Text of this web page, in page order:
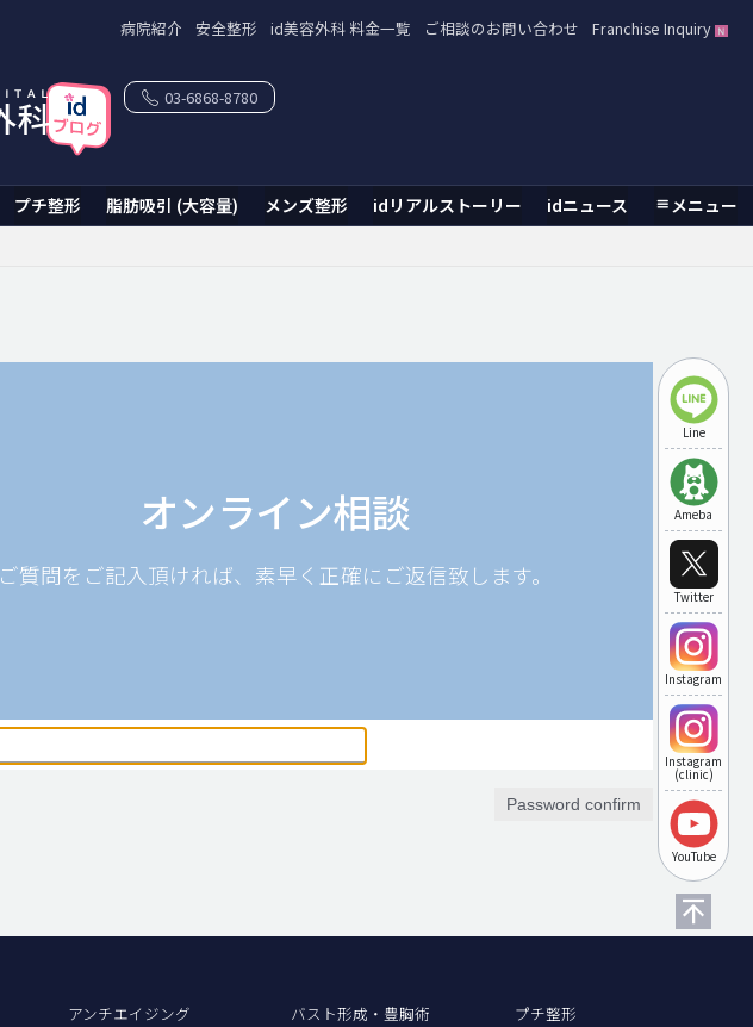
病院紹介 安全整形 id美容外科 料金一覧 ご相談のお問い合わせ Franchise Inquiry
プチ整形 脂肪吸引 (大容量) メンズ整形 idリアルストーリー idニュース メニュー
03-6868-8780
Line
Ameba
Twitter
Instagram
Instagram
(clinic)
YouTube
オンライン相談
ご質問をご記入頂ければ、素早く正確にご返信致します。
Password confirm
アンチエイジング バスト形成・豊胸術 プチ整形